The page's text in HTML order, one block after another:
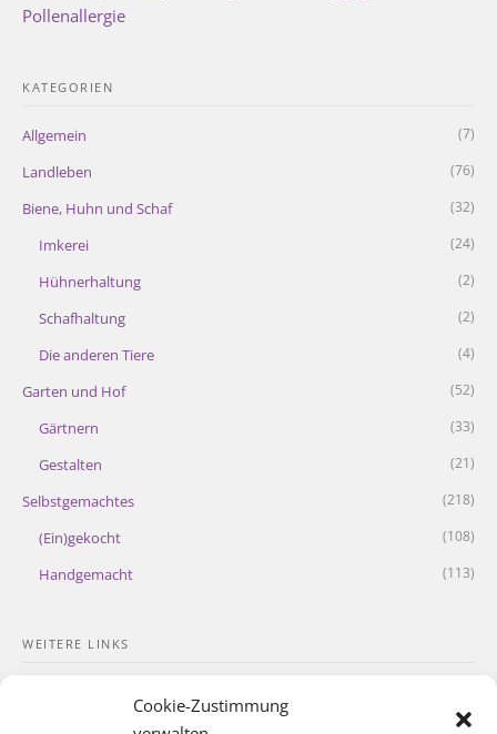
Cookie-Zustimmung
Pollenallergie
KATEGORIEN
Allgemein (7)
Landleben (76)
Biene, Huhn und Schaf (32)
Imkerei (24)
Hühnerhaltung (2)
Schafhaltung (2)
Die anderen Tiere (4)
Garten und Hof (52)
Gärtnern (33)
Gestalten (21)
Selbstgemachtes (218)
(Ein)gekocht (108)
Handgemacht (113)
WEITERE LINKS